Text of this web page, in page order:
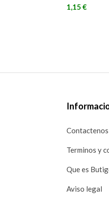
Precio
1,15 €
Contactenos
Terminos y
Que es
Aviso legal